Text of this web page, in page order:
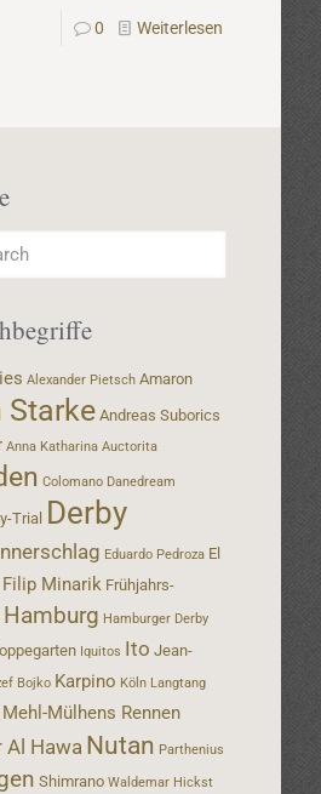
0 Weiterlesen
Alexander Pietsch Amaron
Starke Andreas Suborics
Anna Katharina Auctorita
Colomano Danedream
Trial Derby
Eduardo Pedroza El
Filip Minarik Frühjahrs-
Hamburg Hamburger Derby
Iquitos Ito Jean-
Bojko Karpino Köln Langtang
Mehl-Mülhens Rennen
Al Hawa Nutan Parthenius
Shimrano Waldemar Hickst